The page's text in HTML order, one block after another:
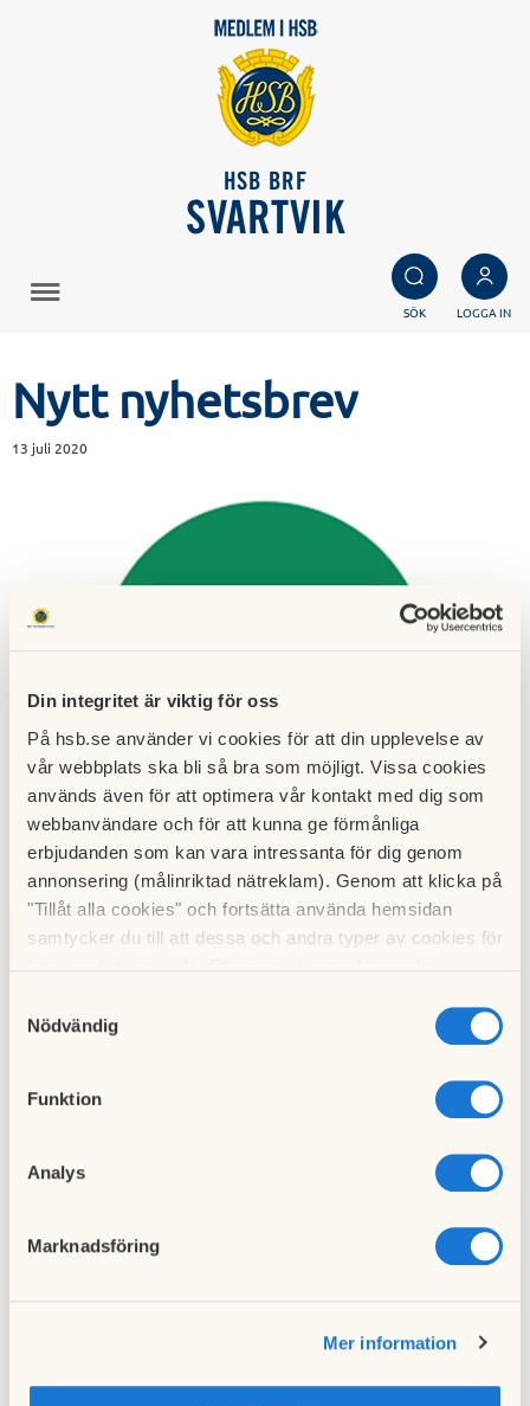
Din integritet är viktig för oss
På hsb.se använder vi cookies för att din upplevelse av
vår webbplats ska bli så bra som möjligt. Vissa cookies
används även för att optimera vår kontakt med dig som
webbanvändare och för att kunna ge förmånliga
erbjudanden som kan vara intressanta för dig genom
annonsering (målinriktad nätreklam). Genom att klicka på
"Tillåt alla cookies" och fortsätta använda hemsidan
samtycker du till att dessa och andra typer av cookies för
cookies och välja att endast tillåta ett urval.
Nödvändig
Funktion
Analys
Marknadsföring
Mer information
HSB BRF
SVARTVIK
SÖK LOGGA IN
Nytt nyhetsbrev
13 juli 2020
Nyhetsbrev från senaste styrelsemötet den 2 juli finns att
läsa ochladda ner här. Nyhetsbrevet finns även anslaget i
porten.
Föregående nyhet
Matavfallsinsamling!
Protokollet från föreningsstämman